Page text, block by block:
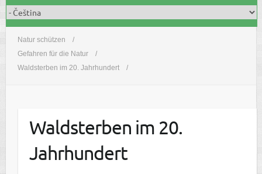
Natur schützen
Gefahren für die Natur
Waldsterben im 20. Jahrhundert
Waldsterben im 20.
Jahrhundert